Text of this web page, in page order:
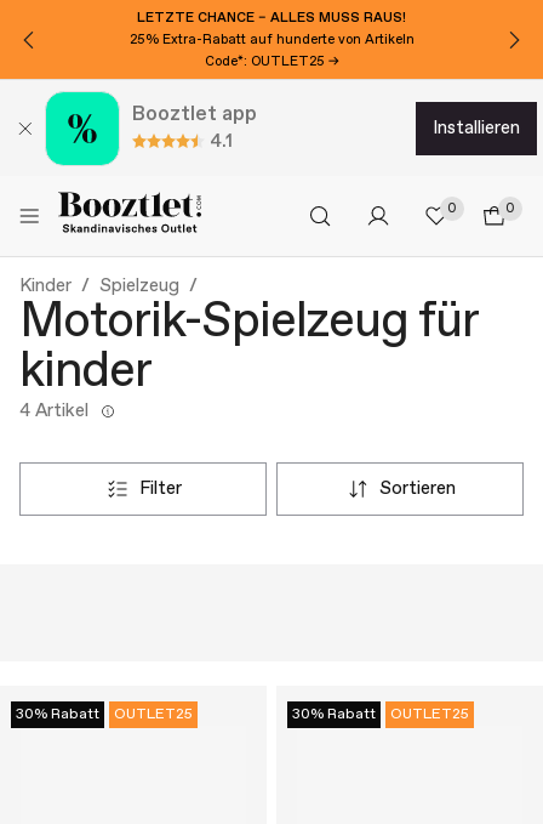
LETZTE CHANCE – ALLES MUSS RAUS!
25% Extra-Rabatt auf hunderte von Artikeln
Code*: OUTLET25 →
Booztlet app
4.1
installieren
0 0
Kinder Spielzeug
Motorik-Spielzeug für
kinder
4 Artikel
filter sortieren
30% Rabatt OUTLET25 30% Rabatt OUTLET25